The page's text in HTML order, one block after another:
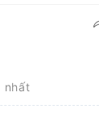
nhất